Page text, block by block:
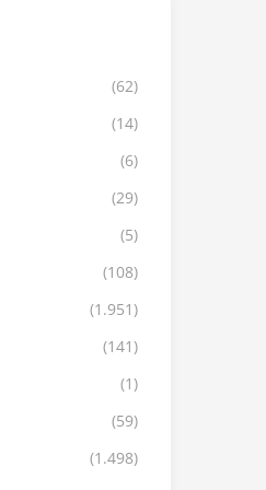
(62)
(14)
(6)
(29)
(5)
(108)
(1.951)
(141)
(1)
(59)
(1.498)